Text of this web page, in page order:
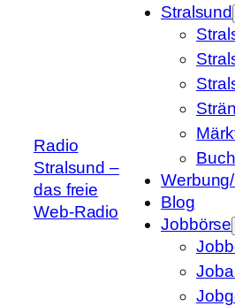
Radio
Stralsund –
das freie
Web-Radio
Stralsund
Blog
Jobbörse